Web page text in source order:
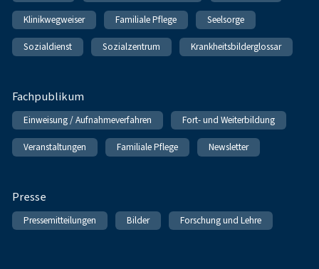
Klinikwegweiser Familiale Pflege Seelsorge
Sozialdienst Sozialzentrum Krankheitsbilderglossar
Fachpublikum
Einweisung / Aufnahmeverfahren Fort- und Weiterbildung
Veranstaltungen Familiale Pflege Newsletter
Presse
Pressemitteilungen Bilder Forschung und Lehre